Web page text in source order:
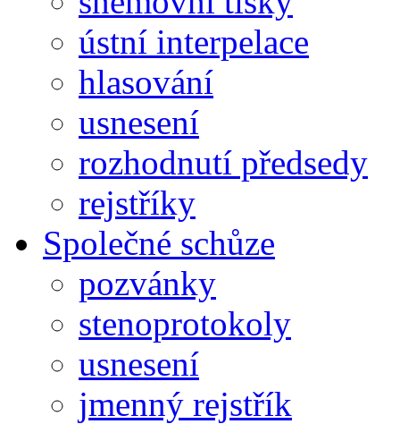
ústní interpelace
hlasování
usnesení
rozhodnutí předsedy
rejstříky
Společné schůze
pozvánky
stenoprotokoly
usnesení
jmenný rejstřík